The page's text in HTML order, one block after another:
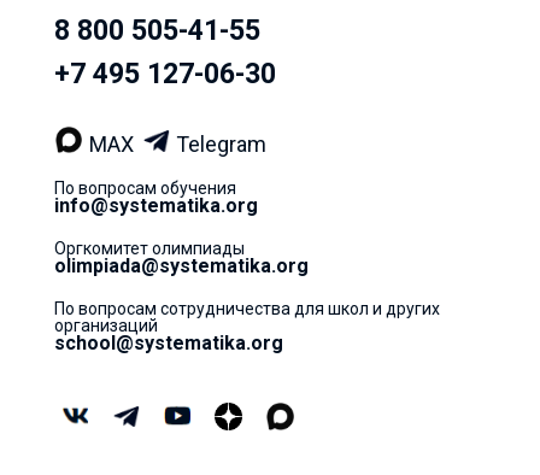
8 800 505-41-55
+7 495 127-06-30
MAX Telegram
По вопросам обучения
info@systematika.org
Оргкомитет олимпиады
olimpiada@systematika.org
По вопросам сотрудничества для школ и других
организаций
school@systematika.org